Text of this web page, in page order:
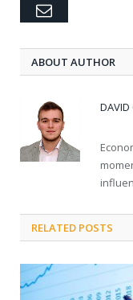
Email
ABOUT AUTHOR
DAVID
RELATED POSTS